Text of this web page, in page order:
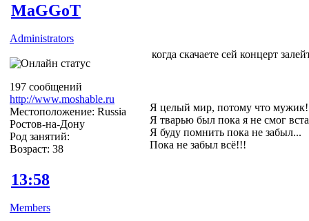
MaGGoT
Administrators
197 сообщений
http://www.moshable.ru
Местоположение: Russia
Ростов-на-Дону
Род занятий:
Возраст: 38
когда скачаете сей концерт
Я целый мир, потому что мужик!
Я тварью был пока я не смог
Я буду помнить пока не забыл...
Пока не забыл всё!!!
13:58
Members